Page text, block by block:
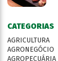
CATEGORIAS
AGRICULTURA
AGRONEGÓCIO
AGROPECUÁRIA